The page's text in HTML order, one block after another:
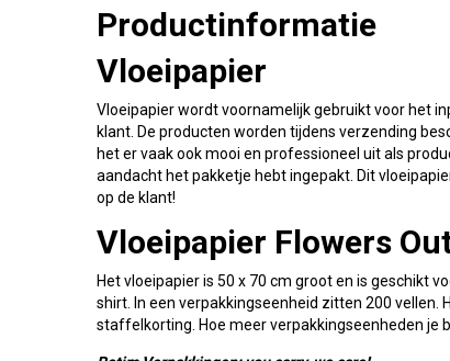
Productinformatie
Vloeipapier
Vloeipapier wordt voornamelijk gebruikt voor het
klant. De producten worden tijdens verzending
het er vaak ook mooi en professioneel uit als
aandacht het pakketje hebt ingepakt. Dit
op de klant!
Vloeipapier Flowers
Het vloeipapier is 50 x 70 cm groot en is geschikt
shirt. In een verpakkingseenheid zitten 200 vellen.
staffelkorting. Hoe meer verpakkingseenheden je